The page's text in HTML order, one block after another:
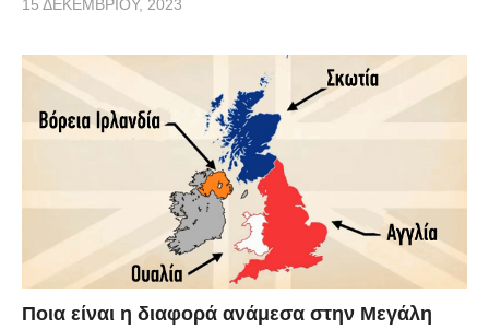
15 ΔΕΚΕΜΒΡΊΟΥ, 2023
Ποια είναι η διαφορά ανάμεσα στην Μεγάλη